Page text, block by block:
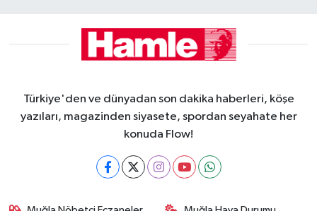
Türkiye'den ve dünyadan son dakika haberleri, köşe
yazıları, magazinden siyasete, spordan seyahate her
konuda Flow!